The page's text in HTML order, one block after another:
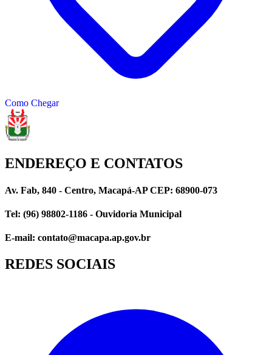
Como Chegar
ENDEREÇO E CONTATOS
Av. Fab, 840 - Centro, Macapá-AP CEP: 68900-073
Tel: (96) 98802-1186 - Ouvidoria Municipal
E-mail: contato@macapa.ap.gov.br
REDES SOCIAIS